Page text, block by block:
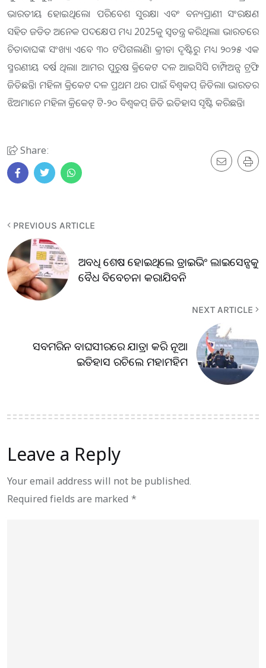
ଭାରତୀୟ ହୋଇଥିଲେ। ପରିବେଶ ସୁରକ୍ଷା ଏବଂ ବନ୍ୟପ୍ରାଣୀ ସଂରକ୍ଷଣ
ସହିତ ଜଡିତ ଅନେକ ପଦକ୍ଷେପ ମଧ୍ୟ 2025କୁ ସ୍ୱତନ୍ତ୍ର କରିଥିଲା। ଭାରତରେ
ଚିତାବାଘଙ୍କ ସଂଖ୍ୟା ଏବେ ୩୦ ଟପିଗଲାଣି। କ୍ରୀଡା ଦୃଷ୍ଟିରୁ ମଧ୍ୟ ୨୦୨୫ ଏକ
ସ୍ମରଣୀୟ ବର୍ଷ ଥିଲା। ଆମର ପୁରୁଷ କ୍ରିକେଟ ଦଳ ଆଇସିସି ଚାମ୍ପିଅନ୍ସ ଟ୍ରଫି
ଜିତିଛନ୍ତି। ମହିଳା କ୍ରିକେଟ ଦଳ ପ୍ରଥମ ଥର ପାଇଁ ବିଶ୍ୱକପ୍ ଜିତିଲା। ଭାରତର
ଝିଅମାନେ ମହିଳା କ୍ରିକେଟ୍ ଟି-୨୦ ବିଶ୍ୱକପ୍ ଜିତି ଇତିହାସ ସୃଷ୍ଟି କରିଛନ୍ତି।
Share:
PREVIOUS ARTICLE
ଅବଧି ଶେଷ ହୋଇଥିଲେ ଡ୍ରାଇଭିଂ ଲାଇସେନ୍ସକୁ
ବୈଧ ବିବେଚନା କରାଯିବନି
NEXT ARTICLE
ସବମରିନ ବାଘସୀରରେ ଯାତ୍ରା କରି ନୂଆ
ଇତିହାସ ରଚିଲେ ମହାମହିମ
Leave a Reply
Your email address will not be published.
Required fields are marked *